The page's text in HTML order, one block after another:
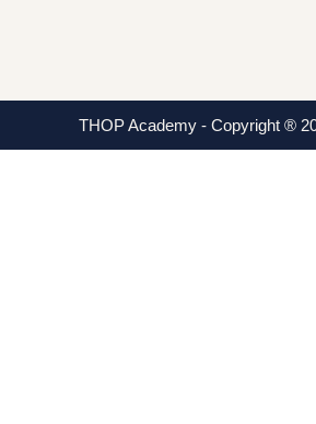
THOP Academy - Copyright ®